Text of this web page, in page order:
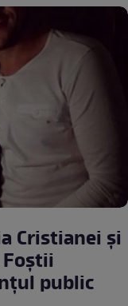
Cristianei şi
public